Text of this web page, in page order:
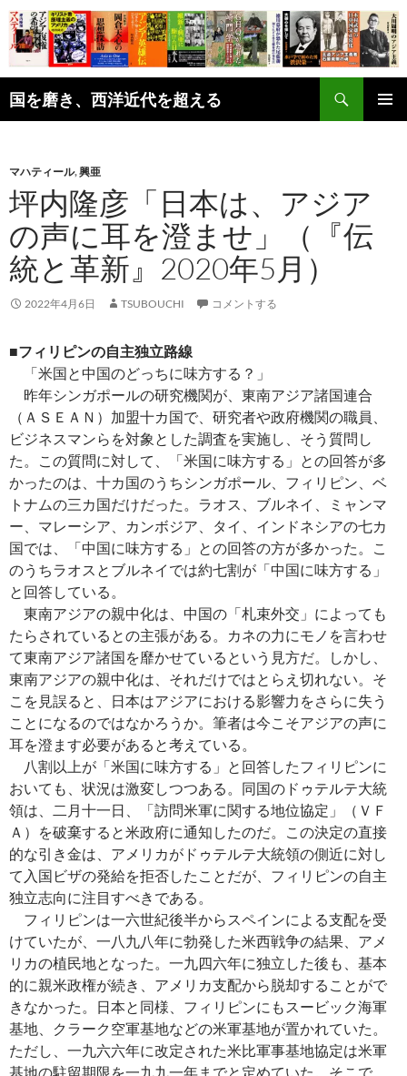
コ
ン
テ
ン
ツ
へ
プ
国を磨き、西洋近代を超える
索
マハティール,興亜
坪内隆彦「日本は、アジア
の声に耳を澄ませ」（『伝
統と革新』2020年5月）
2022年4月6日 TSUBOUCHI コメントする
■フィリピンの自主独立路線
「米国と中国のどっちに味方する？」
昨年シンガポールの研究機関が、東南アジア諸国連合
（ＡＳＥＡＮ）加盟十カ国で、研究者や政府機関の職員、
ビジネスマンらを対象とした調査を実施し、そう質問し
た。この質問に対して、「米国に味方する」との回答が多
かったのは、十カ国のうちシンガポール、フィリピン、ベ
トナムの三カ国だけだった。ラオス、ブルネイ、ミャンマ
ー、マレーシア、カンボジア、タイ、インドネシアの七カ
国では、「中国に味方する」との回答の方が多かった。こ
のうちラオスとブルネイでは約七割が「中国に味方する」
と回答している。
東南アジアの親中化は、中国の「札束外交」によっても
たらされているとの主張がある。カネの力にモノを言わせ
て東南アジア諸国を靡かせているという見方だ。しかし、
東南アジアの親中化は、それだけではとらえ切れない。そ
こを見誤ると、日本はアジアにおける影響力をさらに失う
ことになるのではなかろうか。筆者は今こそアジアの声に
耳を澄ます必要があると考えている。
八割以上が「米国に味方する」と回答したフィリピンに
おいても、状況は激変しつつある。同国のドゥテルテ大統
領は、二月十一日、「訪問米軍に関する地位協定」（ＶＦ
Ａ）を破棄すると米政府に通知したのだ。この決定の直接
的な引き金は、アメリカがドゥテルテ大統領の側近に対し
て入国ビザの発給を拒否したことだが、フィリピンの自主
独立志向に注目すべきである。
フィリピンは一六世紀後半からスペインによる支配を受
けていたが、一八九八年に勃発した米西戦争の結果、アメ
リカの植民地となった。一九四六年に独立した後も、基本
的に親米政権が続き、アメリカ支配から脱却することがで
きなかった。日本と同様、フィリピンにもスービック海軍
基地、クラーク空軍基地などの米軍基地が置かれていた。
ただし、一九六六年に改定された米比軍事基地協定は米軍
基地の駐留期限を一九九一年までと定めていた。そこで、